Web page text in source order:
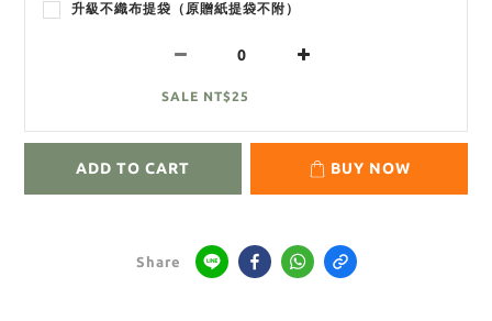
升級不織布提袋（原贈紙提袋不附）
SALE NT$25
ADD TO CART BUY NOW
Share